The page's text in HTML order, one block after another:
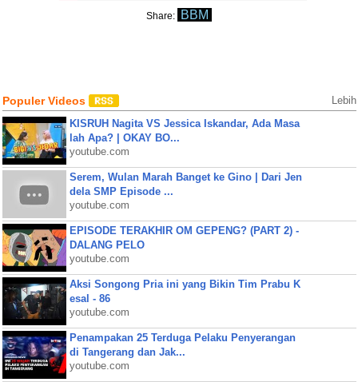
Share: BBM
Populer Videos Lebih
KISRUH Nagita VS Jessica Iskandar, Ada Masa
lah Apa? | OKAY BO...
youtube.com
Serem, Wulan Marah Banget ke Gino | Dari Jen
dela SMP Episode ...
youtube.com
EPISODE TERAKHIR OM GEPENG? (PART 2) -
DALANG PELO
youtube.com
Aksi Songong Pria ini yang Bikin Tim Prabu K
esal - 86
youtube.com
Penampakan 25 Terduga Pelaku Penyerangan
di Tangerang dan Jak...
youtube.com